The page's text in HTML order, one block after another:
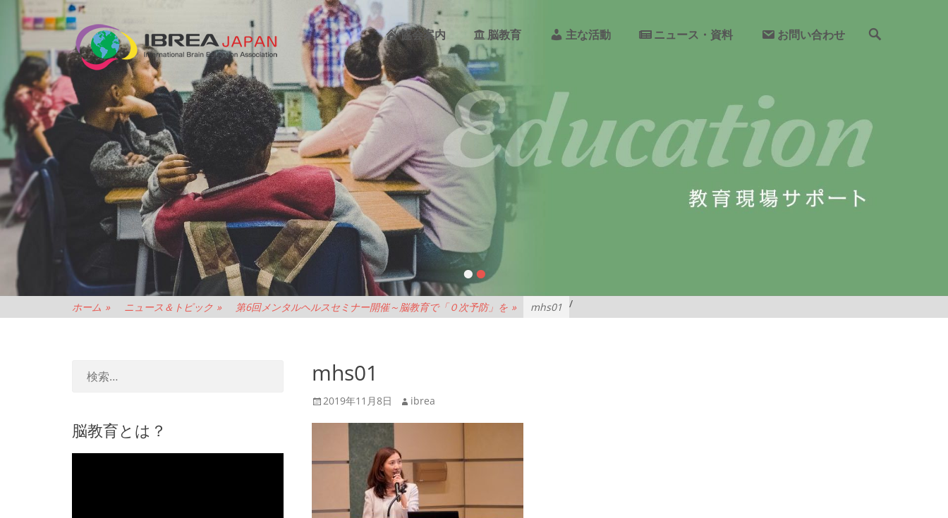
NPO
法
人
IBREA
JAPAN
メ
イ
ン
メ
ニ
ュ
ー
協会案内 脳教育 主な活動 ニュース・資料 お問い合わせ
••
ホーム » ニュース＆トピック » /
第6回メンタルヘルスセミナー開催～脳教育で「０次予防」を » mhs01
mhs01
投2019年11月8日
投 ibrea
脳教育とは？